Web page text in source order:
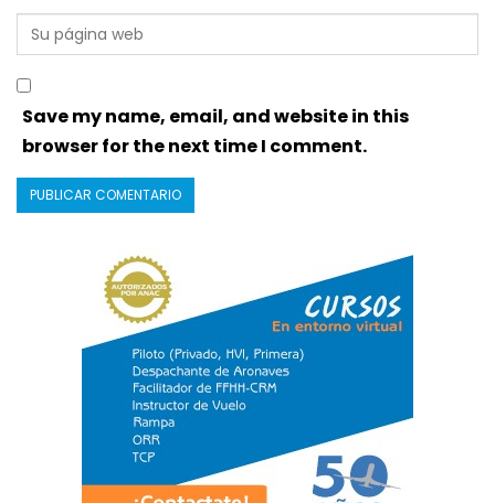
Save my name, email, and website in this
browser for the next time I comment.